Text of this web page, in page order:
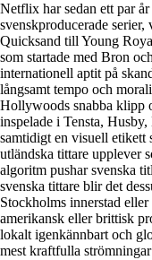
Netflix har sedan ett par
svenskproducerade
Quicksand till Young
som startade med Bron
internationell aptit på
långsamt tempo och
Hollywoods snabba klipp
inspelade i Tensta,
samtidigt en visuell etikett
utländska tittare upplever
algoritm pushar svenska
svenska tittare blir det
Stockholms innerstad
amerikansk eller brittisk
lokalt igenkännbart och
mest kraftfulla